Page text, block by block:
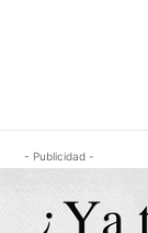
- Publicidad -